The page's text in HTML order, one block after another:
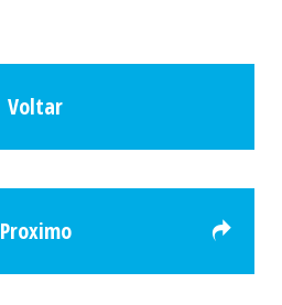
Voltar
Proximo